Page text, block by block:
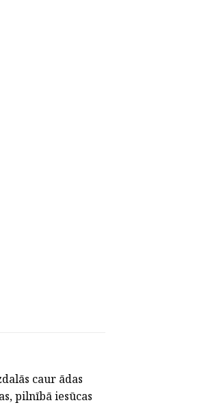
caur ādas
pilnībā iesūcas